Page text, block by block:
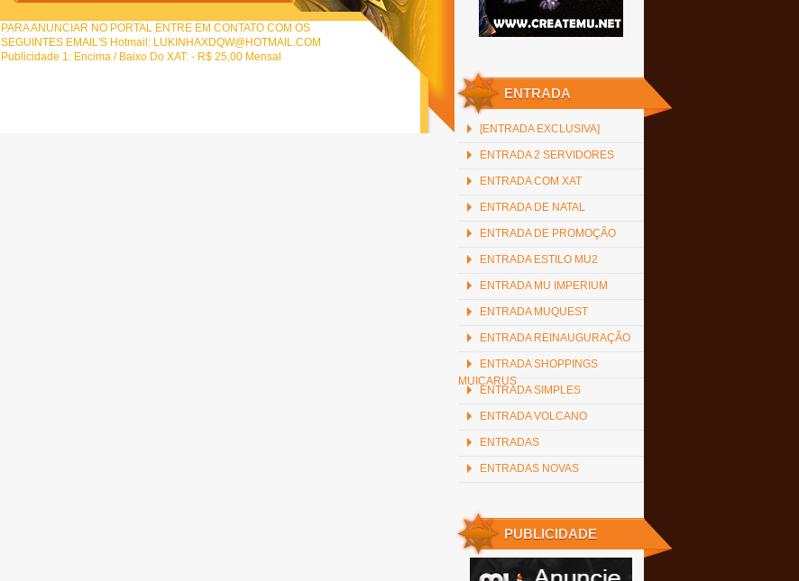
PARA ANUNCIAR NO PORTAL ENTRE EM CONTATO COM OS
SEGUINTES EMAIL'S Hotmail: LUKINHAXDQW@HOTMAIL.COM
Publicidade 1: Encima / Baixo Do XAT: - R$ 25,00 Mensal
ENTRADA
[ENTRADA EXCLUSIVA]
ENTRADA 2 SERVIDORES
ENTRADA COM XAT
ENTRADA DE NATAL
ENTRADA DE PROMOÇÃO
ENTRADA ESTILO MU2
ENTRADA MU IMPERIUM
ENTRADA MUQUEST
ENTRADA REINAUGURAÇÃO
ENTRADA SHOPPINGS
MUICARUS
ENTRADA SIMPLES
ENTRADA VOLCANO
ENTRADAS
ENTRADAS NOVAS
PUBLICIDADE